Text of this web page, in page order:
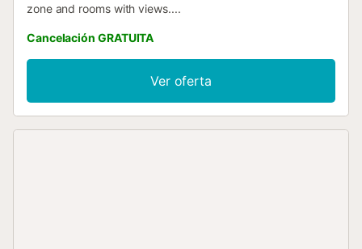
zone and rooms with views....
Cancelación GRATUITA
Ver oferta